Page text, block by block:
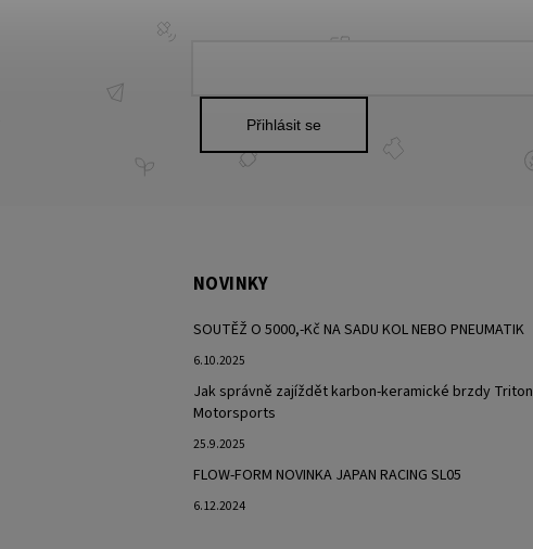
NOVINKY
SOUTĚŽ O 5000,-Kč NA SADU KOL NEBO PNEUMATIK
6.10.2025
Jak správně zajíždět karbon-keramické brzdy Triton
Motorsports
25.9.2025
FLOW-FORM NOVINKA JAPAN RACING SL05
6.12.2024
Přihlásit se